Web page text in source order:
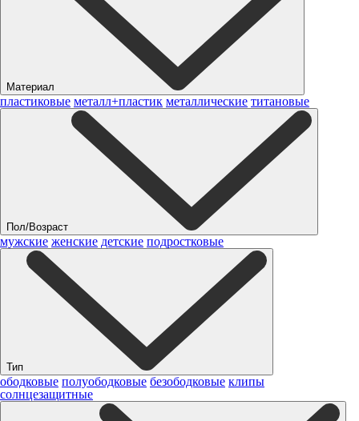
Материал
пластиковые металл+пластик металлические титановые
Пол/Возраст
мужские женские детские подростковые
Тип
ободковые полуободковые безободковые клипы
солнцезащитные